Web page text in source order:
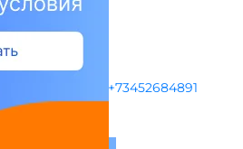
+73452684891